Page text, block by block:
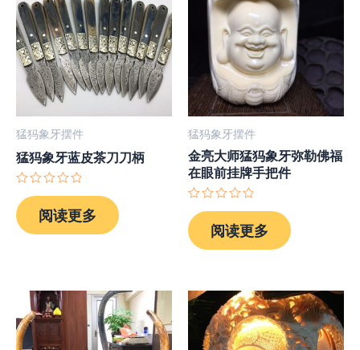
猛犸象牙摆件
猛犸象牙蓝皮茶刀刀柄
评
分
0
&sol;
阅读更多
猛犸象牙摆件
金亮大师猛犸象牙弥勒佛福
在眼前挂牌手把件
评
分
0
&sol;
阅读更多